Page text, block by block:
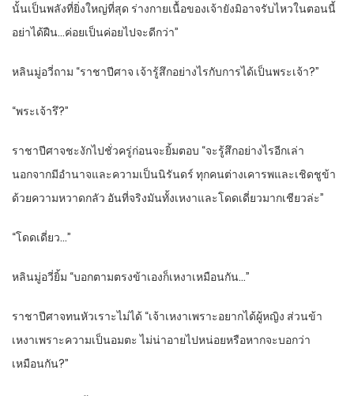
นั้นเป็นพลังที่ยิ่งใหญ่ที่สุด ร่างกายเนื้อของเจ้ายังมิอาจรับไหวในตอนนี้
อย่าได้ฝืน…ค่อยเป็นค่อยไปจะดีกว่า”
หลินมู่อวี่ถาม “ราชาปีศาจ เจ้ารู้สึกอย่างไรกับการได้เป็นพระเจ้า?”
“พระเจ้ารึ?”
ราชาปีศาจชะงักไปชั่วครู่ก่อนจะยิ้มตอบ “จะรู้สึกอย่างไรอีกเล่า
นอกจากมีอำนาจและความเป็นนิรันดร์ ทุกคนต่างเคารพและเชิดชูข้า
ด้วยความหวาดกลัว อันที่จริงมันทั้งเหงาและโดดเดี่ยวมากเชียวล่ะ”
“โดดเดี่ยว…”
หลินมู่อวี่ยิ้ม “บอกตามตรงข้าเองก็เหงาเหมือนกัน…”
ราชาปีศาจทนหัวเราะไม่ได้ “เจ้าเหงาเพราะอยากได้ผู้หญิง ส่วนข้า
เหงาเพราะความเป็นอมตะ ไม่น่าอายไปหน่อยหรือหากจะบอกว่า
เหมือนกัน?”